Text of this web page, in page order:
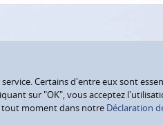
Certains d'entre eux sont
sur "OK", vous acceptez
tout moment dans notre Déclaration